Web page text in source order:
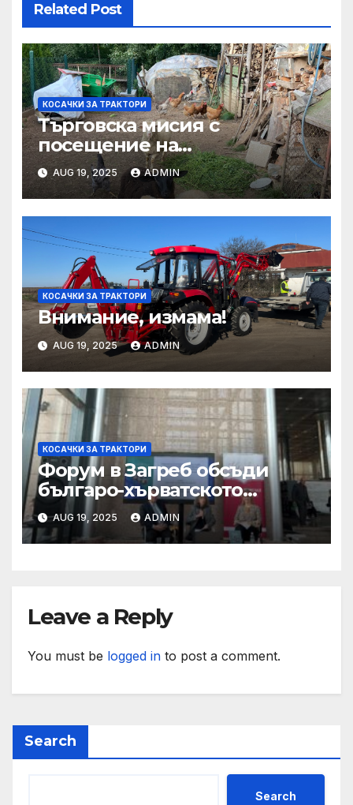
Related Post
КОСАЧКИ ЗА ТРАКТОРИ
Търговска мисия с
посещение на
Mеждународния търговски
панаир CosmeticBusiness
2025
AUG 19, 2025 ADMIN
КОСАЧКИ ЗА ТРАКТОРИ
Внимание, измама!
AUG 19, 2025 ADMIN
КОСАЧКИ ЗА ТРАКТОРИ
Форум в Загреб обсъди
българо-хърватското
сътрудничество
AUG 19, 2025 ADMIN
Leave a Reply
You must be logged in to post a comment.
Search
Search